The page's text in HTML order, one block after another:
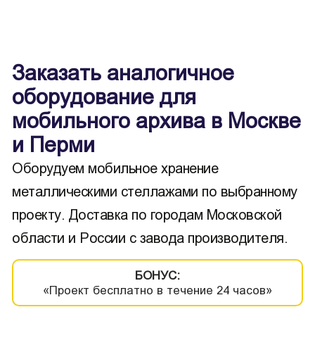
Заказать аналогичное
оборудование для
мобильного архива в Москве
и Перми
Оборудуем мобильное хранение
металлическими стеллажами по выбранному
проекту. Доставка по городам Московской
области и России с завода производителя.
БОНУС:
«Проект бесплатно в течение 24 часов»